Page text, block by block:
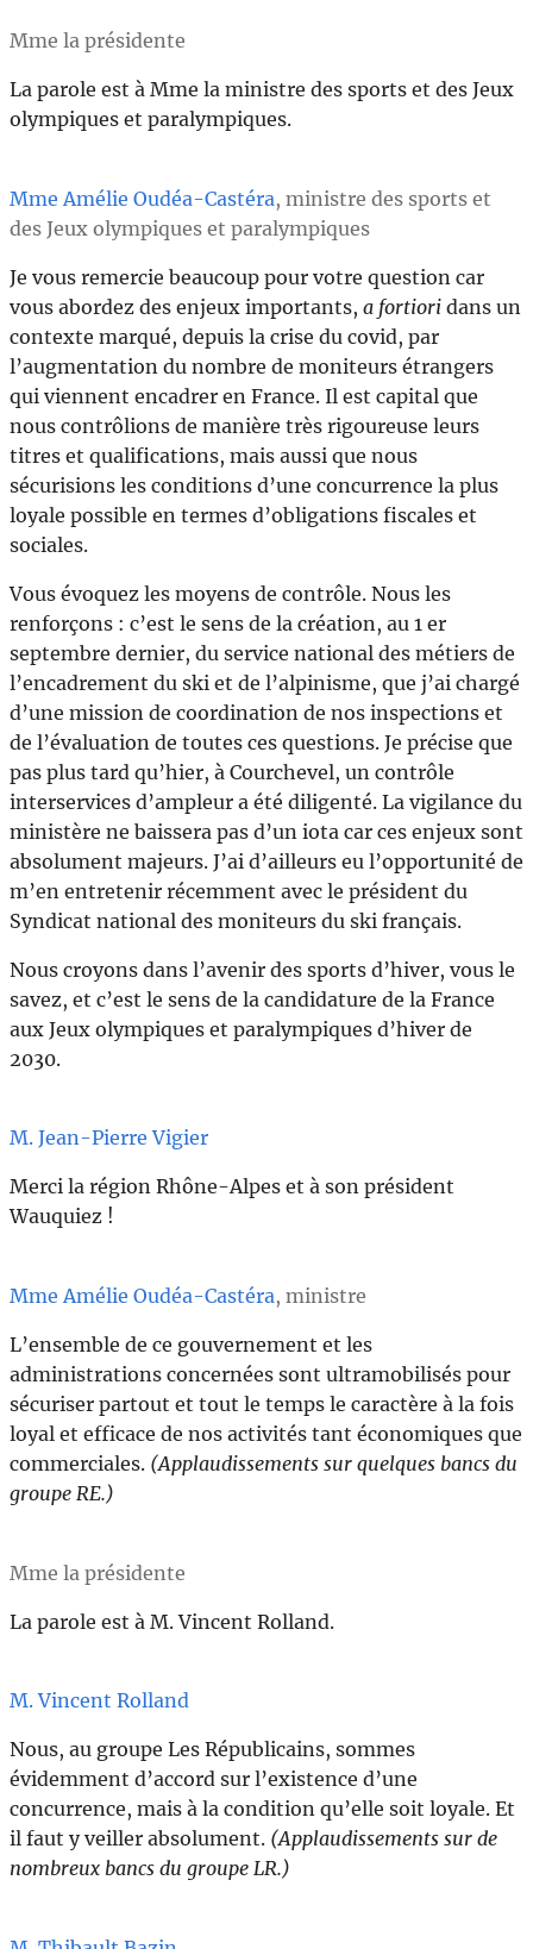
Mme la présidente
La parole est à Mme la ministre des sports et des Jeux
olympiques et paralympiques.
Mme Amélie Oudéa-Castéra, ministre des sports et
des Jeux olympiques et paralympiques
Je vous remercie beaucoup pour votre question car
vous abordez des enjeux importants, a fortiori dans un
contexte marqué, depuis la crise du covid, par
l’augmentation du nombre de moniteurs étrangers
qui viennent encadrer en France. Il est capital que
nous contrôlions de manière très rigoureuse leurs
titres et qualifications, mais aussi que nous
sécurisions les conditions d’une concurrence la plus
loyale possible en termes d’obligations fiscales et
sociales.
Vous évoquez les moyens de contrôle. Nous les
renforçons : c’est le sens de la création, au 1 er
septembre dernier, du service national des métiers de
l’encadrement du ski et de l’alpinisme, que j’ai chargé
d’une mission de coordination de nos inspections et
de l’évaluation de toutes ces questions. Je précise que
pas plus tard qu’hier, à Courchevel, un contrôle
interservices d’ampleur a été diligenté. La vigilance du
ministère ne baissera pas d’un iota car ces enjeux sont
absolument majeurs. J’ai d’ailleurs eu l’opportunité de
m’en entretenir récemment avec le président du
Syndicat national des moniteurs du ski français.
Nous croyons dans l’avenir des sports d’hiver, vous le
savez, et c’est le sens de la candidature de la France
aux Jeux olympiques et paralympiques d’hiver de
2030.
M. Jean-Pierre Vigier
Merci la région Rhône-Alpes et à son président
Wauquiez !
Mme Amélie Oudéa-Castéra, ministre
L’ensemble de ce gouvernement et les
administrations concernées sont ultramobilisés pour
sécuriser partout et tout le temps le caractère à la fois
loyal et efficace de nos activités tant économiques que
commerciales. (Applaudissements sur quelques bancs du
groupe RE.)
Mme la présidente
La parole est à M. Vincent Rolland.
M. Vincent Rolland
Nous, au groupe Les Républicains, sommes
évidemment d’accord sur l’existence d’une
concurrence, mais à la condition qu’elle soit loyale. Et
il faut y veiller absolument. (Applaudissements sur de
nombreux bancs du groupe LR.)